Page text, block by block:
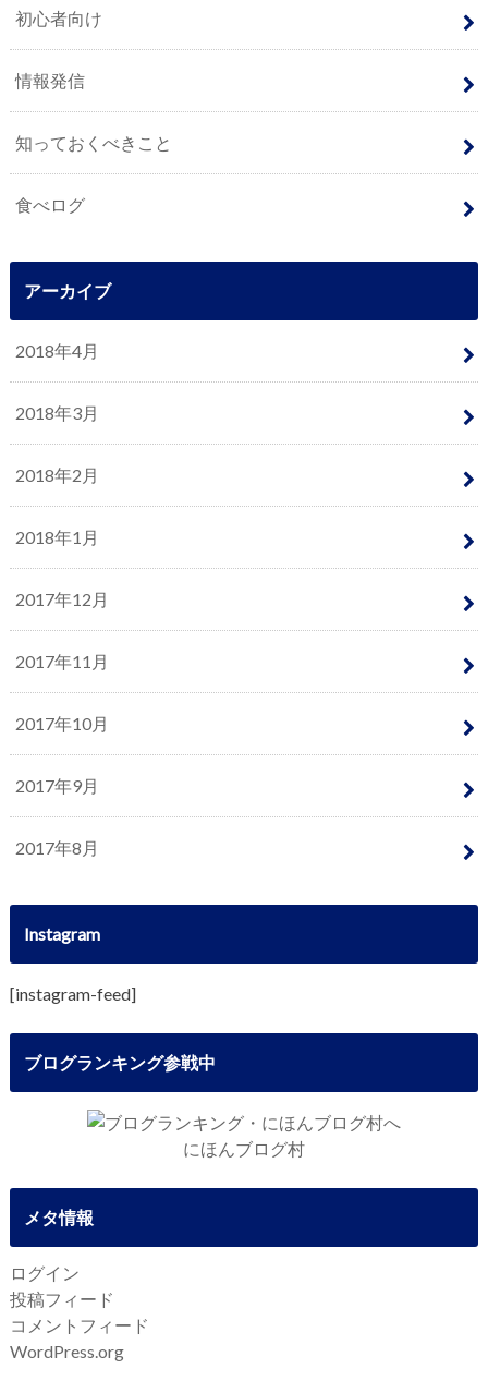
初心者向け
情報発信
知っておくべきこと
食べログ
アーカイブ
2018年4月
2018年3月
2018年2月
2018年1月
2017年12月
2017年11月
2017年10月
2017年9月
2017年8月
Instagram
[instagram-feed]
ブログランキング参戦中
にほんブログ村
メタ情報
ログイン
投稿フィード
コメントフィード
WordPress.org